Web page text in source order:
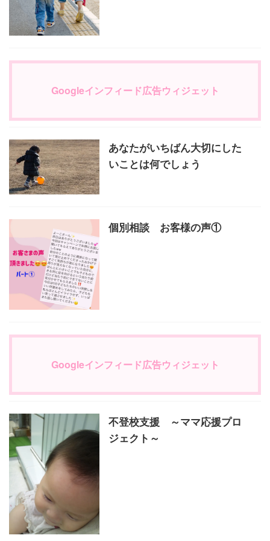
Googleインフィード広告ウィジェット
あなたがいちばん大切にした
いことは何でしょう
個別相談 お客様の声①
Googleインフィード広告ウィジェット
不登校支援 ～ママ応援プロ
ジェクト～